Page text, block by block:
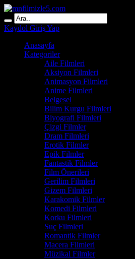
Kaydol Giriş Yap
Anasayfa
Kategoriler
Aile Filmleri
Aksiyon Filmleri
Animasyon Filmleri
Anime Filmleri
Belgesel
Bilim Kurgu Filmleri
Biyografi Filmleri
Çizgi Filmler
Dram Filmleri
Erotik Filmler
Epik Filmler
Fantastik Filmler
Film Önerileri
Gerilim Filmleri
Gizem Filmleri
Karakomik Filmler
Komedi Filmleri
Korku Filmleri
Suç Filmleri
Romantik Filmler
Macera Filmleri
Müzikal Filmler